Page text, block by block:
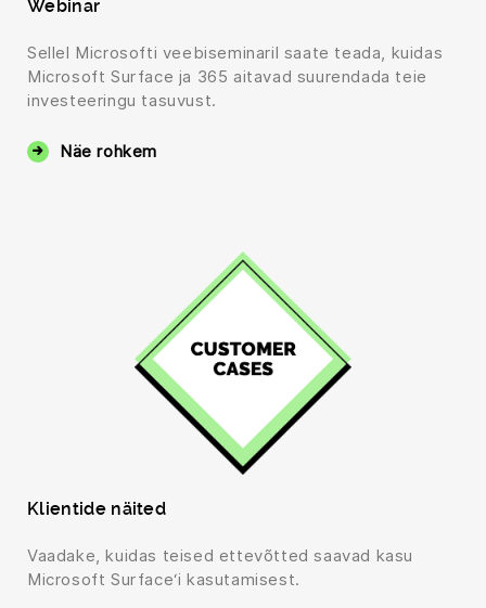
Webinar
Sellel Microsofti veebiseminaril saate teada, kuidas
Microsoft Surface ja 365 aitavad suurendada teie
investeeringu tasuvust.
Näe rohkem
Klientide näited
Vaadake, kuidas teised ettevõtted saavad kasu
Microsoft Surface‘i kasutamisest.